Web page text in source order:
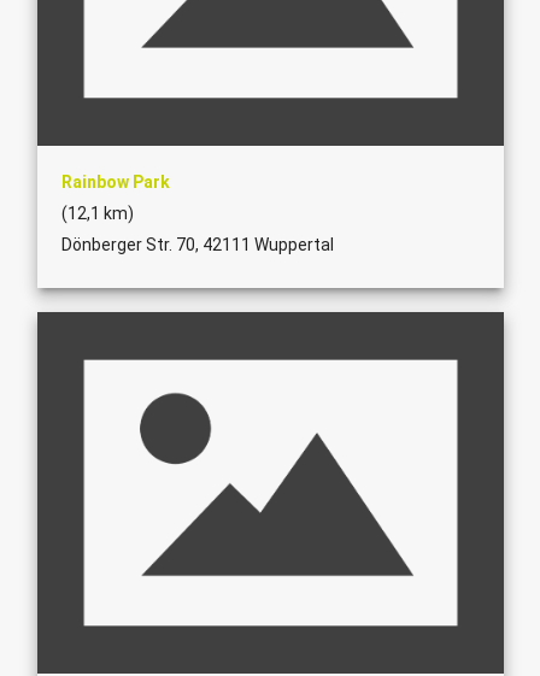
Rainbow Park
(12,1 km)
Dönberger Str. 70, 42111 Wuppertal